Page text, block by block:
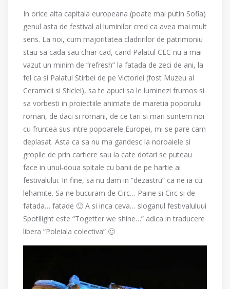
In orice alta capitala europeana (poate mai putin Sofia)
genul asta de festival al luminilor cred ca avea mai mult
sens. La noi, cum majoritatea cladririlor de patrimoniu
stau sa cada sau chiar cad, cand Palatul CEC nu a mai
vazut un minim de “refresh” la fatada de zeci de ani, la
fel ca si Palatul Stirbei de pe Victoriei (fost Muzeu al
Ceramicii si Sticlei), sa te apuci sa le luminezi frumos si
sa vorbesti in proiectiile animate de maretia poporului
roman, de daci si romani, de ce tari si mari suntem noi
cu fruntea sus intre popoarele Europei, mi se pare cam
deplasat. Asta ca sa nu ma gandesc la noroaiele si
gropile de prin cartiere sau la cate dotari se puteau
face in unul-doua spitale cu banii de pe hartie ai
festivalului. In fine, sa nu dam in “dezastru” ca ne ia cu
lehamite. Sa ne bucuram de Circ… Paine si Circ si de
fatada… fatade 🙂 A si inca ceva… sloganul festivaluluui
Spotllight este “Togetter we shine…” adica in traducere
libera “Poleiala colectiva” 🙂